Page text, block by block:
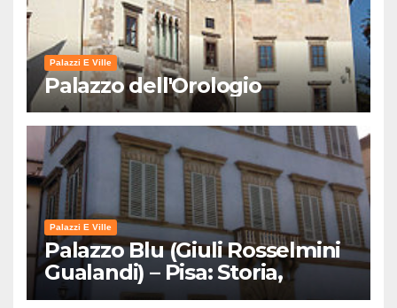
Palazzi E Ville
Palazzo dell'Orologio
Palazzi E Ville
Palazzo Blu (Giuli Rosselmini
Gualandi) – Pisa: Storia,
Mostre e Info Visita